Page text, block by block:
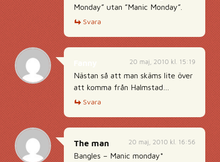
Monday” utan ”Manic Monday”.
Svara
20 maj, 2010 kl. 15:19
Nästan så att man skäms lite över
att komma från Halmstad…
Svara
20 maj, 2010 kl. 16:56
The man
Bangles – Manic monday*